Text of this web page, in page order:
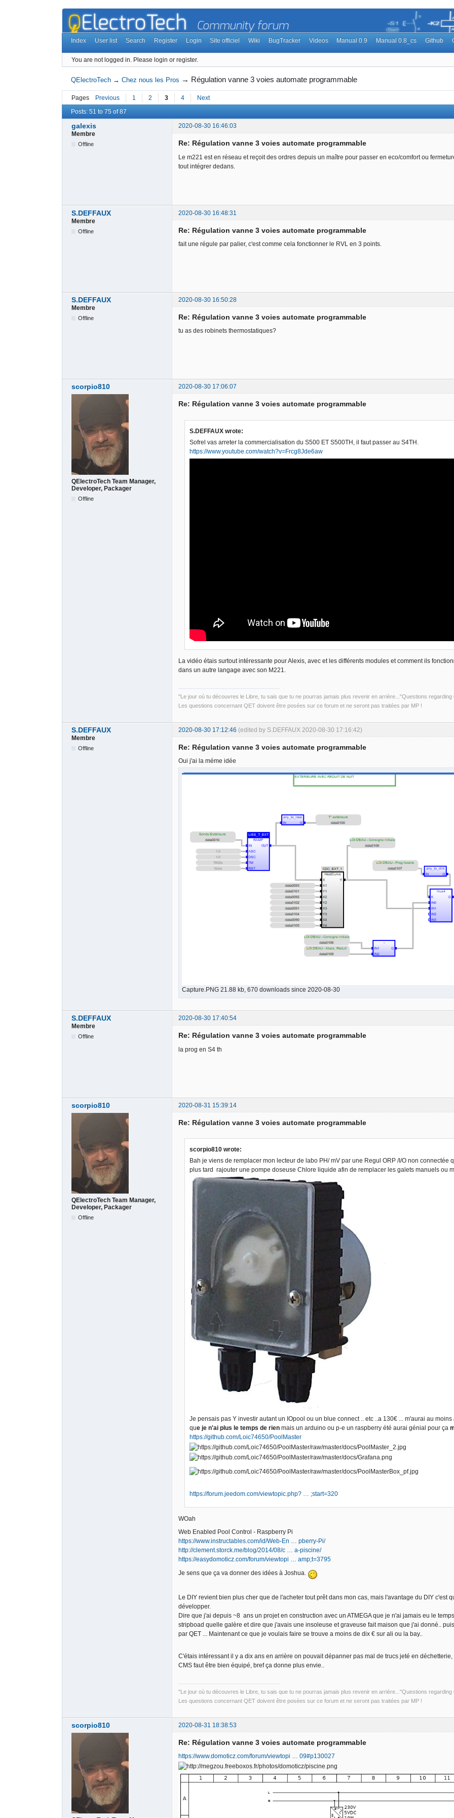
Index User list Search Register Login Site officiel Wiki BugTracker Videos Manual 0.9 Manual 0.8_cs Github
You are not logged in. Please login or register.
QElectroTech →Chez nous les Pros → Régulation vanne 3 voies automate programmable
Pages Previous 1 2 3 4 Next
Posts: 51 to 75 of 87
galexis
2020-08-30 16:46:03
Membre
Offline Re: Régulation vanne 3 voies automate programmable
Le m221 est en réseau et reçoit des ordres depuis un maître pour passer en eco/comfort ou
tout intégrer dedans.
S.DEFFAUX
2020-08-30 16:48:31
Membre
Offline Re: Régulation vanne 3 voies automate programmable
fait une régule par palier, c'est comme cela fonctionner le RVL en 3 points.
S.DEFFAUX
2020-08-30 16:50:28
Membre
Offline Re: Régulation vanne 3 voies automate programmable
tu as des robinets thermostatiques?
scorpio810 2020-08-30 17:06:07
QElectroTech Team Manager,
Developer, Packager
Offline
Re: Régulation vanne 3 voies automate programmable
S.DEFFAUX wrote:
Sofrel vas arreter la commercialisation du S500 ET S500TH, il faut passer au S4TH.
https://www.youtube.com/watch?v=Frcg8Jde6aw
La vidéo étais surtout intéressante pour Alexis, avec et les différents modules et comment ils
dans un autre langage avec son M221.
"Le jour où tu découvres le Libre, tu sais que tu ne pourras jamais plus revenir en arrière..."Questions
Les questions concernant QET doivent être posées sur ce forum et ne seront pas traitées par MP !
S.DEFFAUX 2020-08-30 17:12:46 (edited by S.DEFFAUX 2020-08-30 17:16:42)
Membre
Offline Re: Régulation vanne 3 voies automate programmable
Oui j'ai la méme idée
Capture.PNG 21.88 kb, 670 downloads since 2020-08-30
S.DEFFAUX
2020-08-30 17:40:54
Membre
Offline Re: Régulation vanne 3 voies automate programmable
la prog en S4 th
scorpio810 2020-08-31 15:39:14
QElectroTech Team Manager,
Developer, Packager
Offline
Re: Régulation vanne 3 voies automate programmable
scorpio810 wrote:
Bah je viens de remplacer mon lecteur de labo PH/ mV par une Regul ORP /I/O non connectée
plus tard rajouter une pompe doseuse Chlore liquide afin de remplacer les galets manuels ou
Je pensais pas Y investir autant un IOpool ou un blue connect .. etc ..a 130€ ... m'aurai au
que je n'ai plus le temps de rien mais un arduino ou p-e un raspberry été aurai génial pour ça
https://github.com/Loic74650/PoolMaster
https://forum.jeedom.com/viewtopic.php? … ;start=320
WOah
Web Enabled Pool Control - Raspberry Pi
https://www.instructables.com/id/Web-En … pberry-Pi/
http://clement.storck.me/blog/2014/08/c … a-piscine/
https://easydomoticz.com/forum/viewtopi … amp;t=3795
Je sens que ça va donner des idées à Joshua.
Le DIY revient bien plus cher que de l'acheter tout prêt dans mon cas, mais l'avantage du DIY c'est
développer.
Dire que j'ai depuis ~8 ans un projet en construction avec un ATMEGA que je n'ai jamais eu le
stripboad quelle galère et dire que j'avais une insoleuse et graveuse fait maison que j'ai donné..
par QET ... Maintenant ce que je voulais faire se trouve a moins de dix € sur ali ou la bay..
C'étais intéressant il y a dix ans en arrière on pouvait dépanner pas mal de trucs jeté en
CMS faut être bien équipé, bref ça donne plus envie..
"Le jour où tu découvres le Libre, tu sais que tu ne pourras jamais plus revenir en arrière..."Questions
Les questions concernant QET doivent être posées sur ce forum et ne seront pas traitées par MP !
scorpio810 2020-08-31 18:38:53
Re: Régulation vanne 3 voies automate programmable
https://www.domoticz.com/forum/viewtopi … 09#p130027